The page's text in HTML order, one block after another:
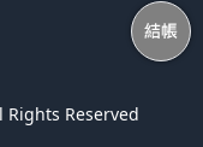
Reserved